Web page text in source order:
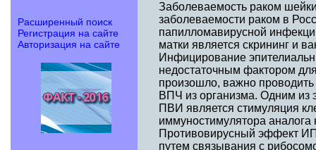
Расширенный поиск
Регистрация на сайте
Авторизация на сайте
Заболеваемость раком
заболеваемости раком в
папилломавирусной
матки является скрининг и
Инфицирование
недостаточным фактором
произошло, важно
ВПЧ из организма. Одним из
ПВИ является стимуляция
иммуностимулятора
Противовирусный эффект
путем связывания с